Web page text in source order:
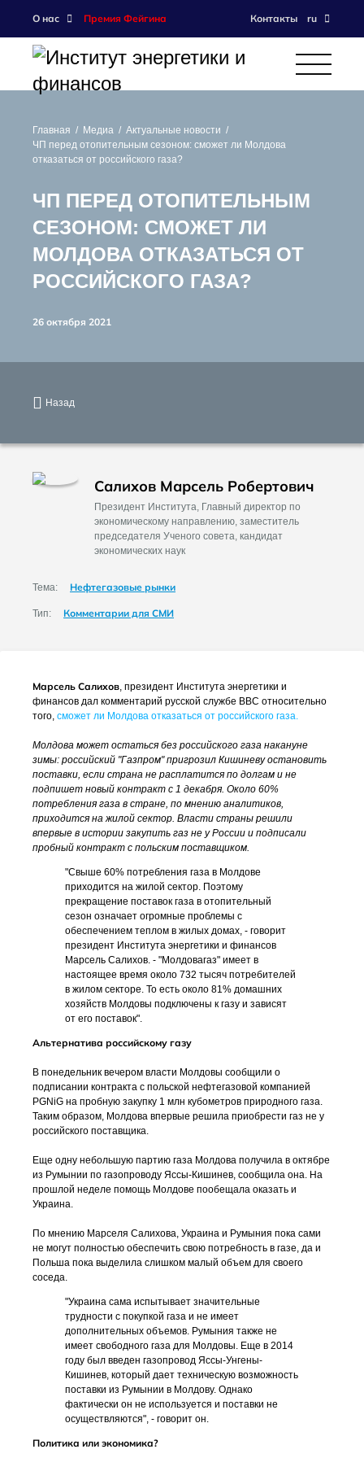
О нас Премия Фейгина Контакты ru
Главная Медиа
Актуальные новости
ЧП перед отопительным сезоном: сможет ли Молдова
отказаться от российского газа?
ЧП ПЕРЕД ОТОПИТЕЛЬНЫМ
СЕЗОНОМ: СМОЖЕТ ЛИ
МОЛДОВА ОТКАЗАТЬСЯ ОТ
РОССИЙСКОГО ГАЗА?
26 октября 2021
Назад
Салихов Марсель Робертович
Президент Института, Главный директор по
экономическому направлению, заместитель
председателя Ученого совета, кандидат
экономических наук
Тема: Нефтегазовые рынки
Тип: Комментарии для СМИ
Марсель Салихов, президент Института энергетики и
финансов дал комментарий русской службе BBC относительно
того, сможет ли Молдова отказаться от российского газа.
Молдова может остаться без российского газа накануне
зимы: российский "Газпром" пригрозил Кишиневу остановить
поставки, если страна не расплатится по долгам и не
подпишет новый контракт с 1 декабря. Около 60%
потребления газа в стране, по мнению аналитиков,
приходится на жилой сектор. Власти страны решили
впервые в истории закупить газ не у России и подписали
пробный контракт с польским поставщиком.
"Свыше 60% потребления газа в Молдове
приходится на жилой сектор. Поэтому
прекращение поставок газа в отопительный
сезон означает огромные проблемы с
обеспечением теплом в жилых домах, - говорит
президент Института энергетики и финансов
Марсель Салихов. - "Молдовагаз" имеет в
настоящее время около 732 тысяч потребителей
в жилом секторе. То есть около 81% домашних
хозяйств Молдовы подключены к газу и зависят
от его поставок".
Альтернатива российскому газу
В понедельник вечером власти Молдовы сообщили о
подписании контракта с польской нефтегазовой компанией
PGNiG на пробную закупку 1 млн кубометров природного газа.
Таким образом, Молдова впервые решила приобрести газ не у
российского поставщика.
Еще одну небольшую партию газа Молдова получила в октябре
из Румынии по газопроводу Яссы-Кишинев, сообщила она. На
прошлой неделе помощь Молдове пообещала оказать и
Украина.
По мнению Марселя Салихова, Украина и Румыния пока сами
не могут полностью обеспечить свою потребность в газе, да и
Польша пока выделила слишком малый объем для своего
соседа.
"Украина сама испытывает значительные
трудности с покупкой газа и не имеет
дополнительных объемов. Румыния также не
имеет свободного газа для Молдовы. Еще в 2014
году был введен газопровод Яссы-Унгены-
Кишинев, который дает техническую возможность
поставки из Румынии в Молдову. Однако
фактически он не используется и поставки не
осуществляются", - говорит он.
Политика или экономика?